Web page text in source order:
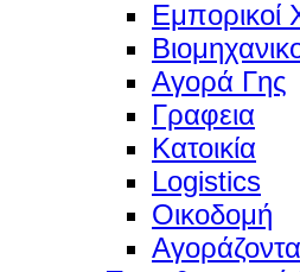
Εμπορικοί
Αγορά Γης
Γραφεια
Κατοικία
Logistics
Οικοδομή